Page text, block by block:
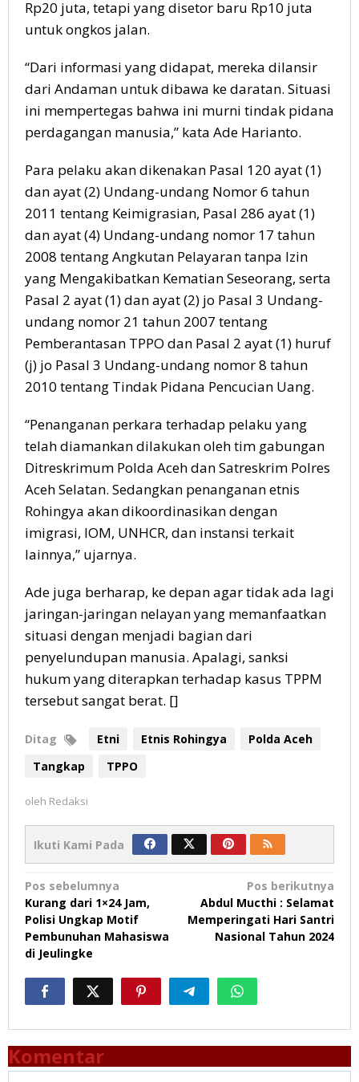
Rp20 juta, tetapi yang disetor baru Rp10 juta
untuk ongkos jalan.
“Dari informasi yang didapat, mereka dilansir
dari Andaman untuk dibawa ke daratan. Situasi
ini mempertegas bahwa ini murni tindak pidana
perdagangan manusia,” kata Ade Harianto.
Para pelaku akan dikenakan Pasal 120 ayat (1)
dan ayat (2) Undang-undang Nomor 6 tahun
2011 tentang Keimigrasian, Pasal 286 ayat (1)
dan ayat (4) Undang-undang nomor 17 tahun
2008 tentang Angkutan Pelayaran tanpa Izin
yang Mengakibatkan Kematian Seseorang, serta
Pasal 2 ayat (1) dan ayat (2) jo Pasal 3 Undang-
undang nomor 21 tahun 2007 tentang
Pemberantasan TPPO dan Pasal 2 ayat (1) huruf
(j) jo Pasal 3 Undang-undang nomor 8 tahun
2010 tentang Tindak Pidana Pencucian Uang.
“Penanganan perkara terhadap pelaku yang
telah diamankan dilakukan oleh tim gabungan
Ditreskrimum Polda Aceh dan Satreskrim Polres
Aceh Selatan. Sedangkan penanganan etnis
Rohingya akan dikoordinasikan dengan
imigrasi, IOM, UNHCR, dan instansi terkait
lainnya,” ujarnya.
Ade juga berharap, ke depan agar tidak ada lagi
jaringan-jaringan nelayan yang memanfaatkan
situasi dengan menjadi bagian dari
penyelundupan manusia. Apalagi, sanksi
hukum yang diterapkan terhadap kasus TPPM
tersebut sangat berat. []
Ditag Etni Etnis Rohingya
Polda Aceh
Tangkap
TPPO
oleh Redaksi
Ikuti Kami Pada
Navigasi
pos
Pos sebelumnya
Kurang dari 1×24 Jam,
Polisi Ungkap Motif
Pembunuhan Mahasiswa
di Jeulingke
Pos berikutnya
Abdul Mucthi : Selamat
Memperingati Hari Santri
Nasional Tahun 2024
Komentar